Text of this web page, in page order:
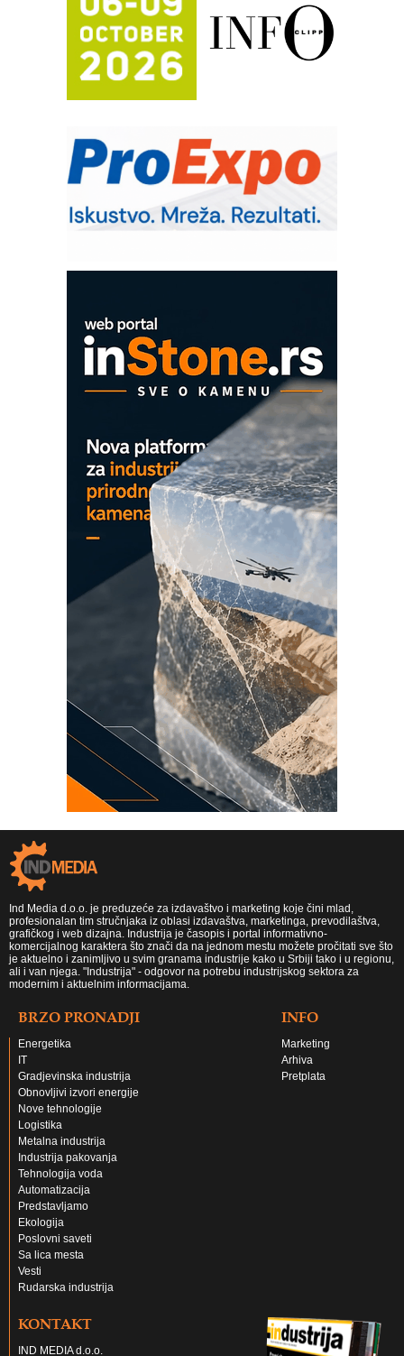
Bezbednost na prvom mestu!
IB BLUMENAUER - više od 40 godina
poverenja u industriji
RMQ-TITAN ADVANCED INDICATOR
– Pametna signalizacija za efikasnije
Sigurnije ispitivanje transformatora u
solarnim elektranama i vetroparkovima
Pranje točkova na gradilištu- standard
modernog i odgovornog građenja
Od porodične kompanije do jednog od
EVOKS Maintenance Management
ROSA i SCHUNK podižu proizvodnju
na viši nivo
Detekcija različitih oblika
MAREX - Lim i mašine za savremena
Ind Media d.o.o. je preduzeće za izdavaštvo i marketing koje čini mlad,
profesionalan tim stručnjaka iz oblasi izdavaštva, marketinga, prevodilaštva,
grafičkog i web dizajna. Industrija je časopis i portal informativno-
komercijalnog karaktera što znači da na jednom mestu možete pročitati sve što
je aktuelno i zanimljivo u svim granama industrije kako u Srbiji tako i u regionu,
ali i van njega. "Industrija" - odgovor na potrebu industrijskog sektora za
modernim i aktuelnim informacijama.
BRZO PRONADJI
Energetika
IT
Gradjevinska industrija
Obnovljivi izvori energije
Nove tehnologije
Logistika
Metalna industrija
Industrija pakovanja
Tehnologija voda
Automatizacija
Predstavljamo
Ekologija
Poslovni saveti
Sa lica mesta
Vesti
Rudarska industrija
INFO
Marketing
Arhiva
Pretplata
KONTAKT
IND MEDIA d.o.o.